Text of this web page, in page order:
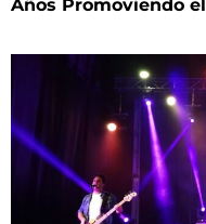
Años Promoviendo